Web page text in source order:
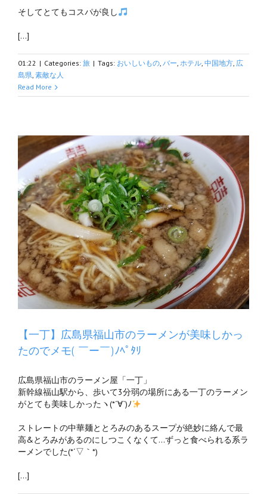
そしてとてもコスパが良し
[…]
01:22 | Categories: 旅 | Tags: おいしいもの, バー, ホテル, 中国地方, 広
島県, 素敵な人
Read More
【一丁】広島県福山市のラーメンが美味しかっ
たのでメモ( ￣ー￣)ﾉﾍﾟﾀﾘ
広島県福山市のラーメン屋「一丁」
新幹線福山駅から、歩いて3分弱の場所にある一丁のラーメン
がとても美味しかったヽ(*´∀`)ﾉ
ストレートの中華麺ととろみのあるスープが絶妙に絡んで最
高&とろみがあるのにしつこくなくて…ずっと食べられる系ラ
ーメンでした(*´▽｀*)
[…]